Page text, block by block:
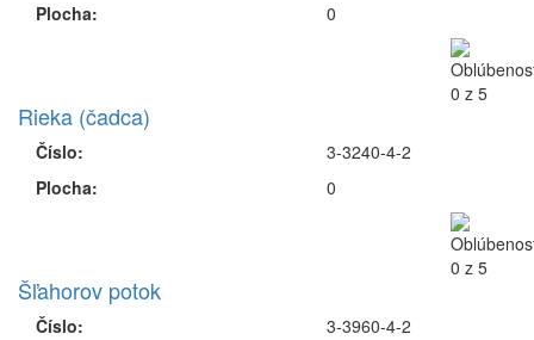
Plocha:
0
Rieka (čadca)
Číslo:
Plocha:
3-3240-4-2
0
Šľahorov potok
Číslo:
3-3960-4-2